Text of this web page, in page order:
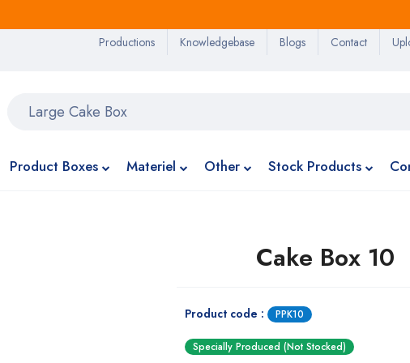
Productions Knowledgebase Blogs Contact
Product Boxes Materiel Other Stock Products
Cake Box 10
Product code : PPK10
Specially Produced (Not Stocked)